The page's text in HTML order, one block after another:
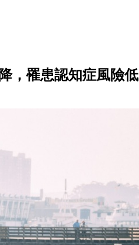
，罹患認知症風險低